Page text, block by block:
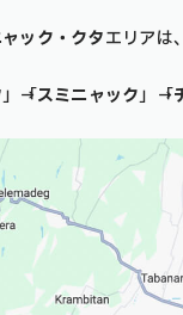
ック・クタエリアは
」→「スミニャック」→「